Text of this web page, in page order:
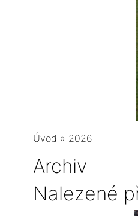
Úvod » 2026
Archiv
Nalezené